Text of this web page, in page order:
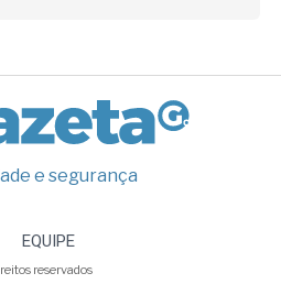
e segurança
EQUIPE
reservados